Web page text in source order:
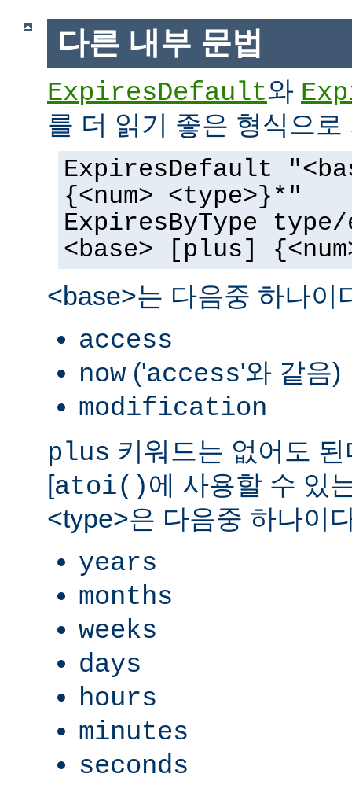
다른 내부 문법
ExpiresDefault와
를 더 읽기 좋은 형식으
ExpiresDefault
{<num> <type>}*"
ExpiresByType
<base> [plus]
<base>는 다음중 하나이
access
now ('access'와 같음)
modification
plus 키워드는 없어도
[atoi()에 사용할 수 있
<type>은 다음중 하나이
years
months
weeks
days
hours
minutes
seconds